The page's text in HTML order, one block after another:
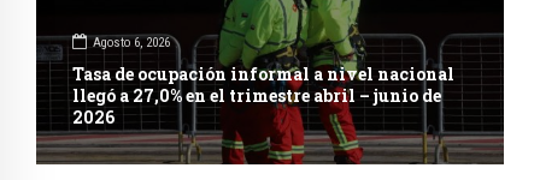
Agosto 6, 2026
Tasa de ocupación informal a nivel nacional
llegó a 27,0% en el trimestre abril – junio de
2026